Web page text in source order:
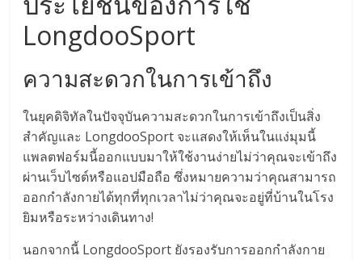
LongdooSport
ความสะดวกในการเข้าถึง
ในยุคดิจิทัลในปัจจุบันความสะดวกในการเข้าถึงเป็นสิ่ง
สำคัญและ LongdooSport จะแสดงให้เห็นในแง่มุมนี้
แพลตฟอร์มนี้ออกแบบมาให้ใช้งานง่ายไม่ว่าคุณจะเข้าถึง
ผ่านเว็บไซต์หรือแอปมือถือ ซึ่งหมายความว่าคุณสามารถ
ออกกำลังกายได้ทุกที่ทุกเวลาไม่ว่าคุณจะอยู่ที่บ้านในโรง
ยิมหรือระหว่างเดินทาง!
นอกจากนี้ LongdooSport ยังรองรับการออกกำลังกาย